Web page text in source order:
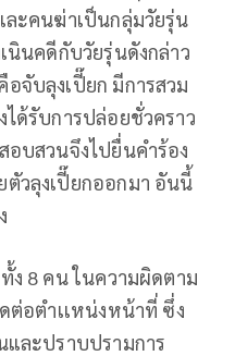
ละคนฆ่าเป็นกลุ่มวัยรุ่น
นินคดีกับวัยรุ่นดังกล่าว
จับลุงเปี๊ยก มีการสวม
ด้รับการปล่อยชั่วคราว
อบสวนจึงไปยื่นคําร้อง
วลุงเปี๊ยกออกมา อันนี้
ง 8 คน ในความผิดตาม
ต่อตำเเหน่งหน้าที่ ซึ่ง
และปราบปรามการ